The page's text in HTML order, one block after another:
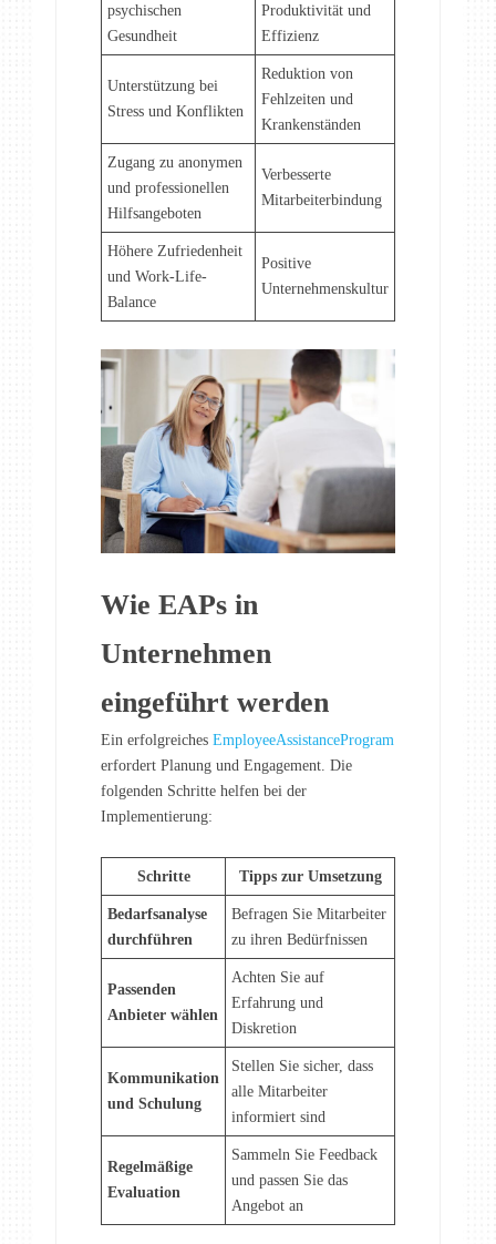
psychischen
Gesundheit
Produktivität und
Effizienz
Unterstützung bei
Stress und Konflikten
Reduktion von
Fehlzeiten und
Krankenständen
Zugang zu anonymen
und professionellen
Hilfsangeboten
Verbesserte
Mitarbeiterbindung
Höhere Zufriedenheit
und Work-Life-
Balance
Positive
Unternehmenskultur
Wie EAPs in
Unternehmen
eingeführt werden
Ein erfolgreiches EmployeeAssistanceProgram
erfordert Planung und Engagement. Die
folgenden Schritte helfen bei der
Implementierung:
Schritte Tipps zur Umsetzung
Bedarfsanalyse
durchführen
Befragen Sie Mitarbeiter
zu ihren Bedürfnissen
Passenden
Anbieter wählen
Achten Sie auf
Erfahrung und
Diskretion
Kommunikation
und Schulung
Stellen Sie sicher, dass
alle Mitarbeiter
informiert sind
Regelmäßige
Evaluation
Sammeln Sie Feedback
und passen Sie das
Angebot an